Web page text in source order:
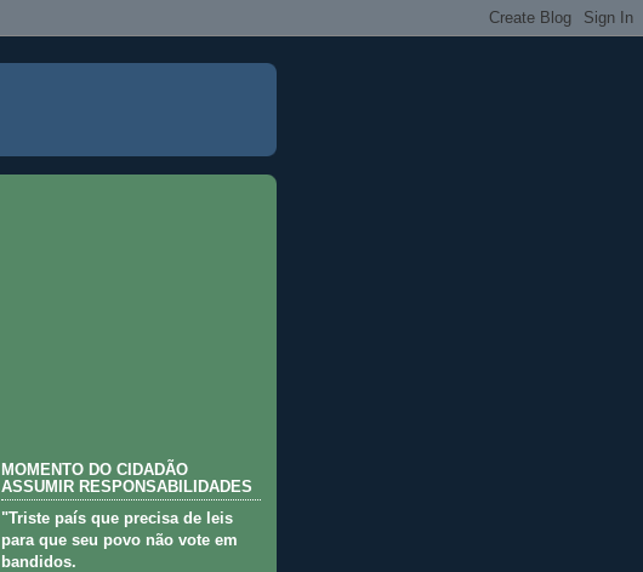
MOMENTO DO CIDADÃO
ASSUMIR RESPONSABILIDADES
"Triste país que precisa de leis
para que seu povo não vote em
bandidos.